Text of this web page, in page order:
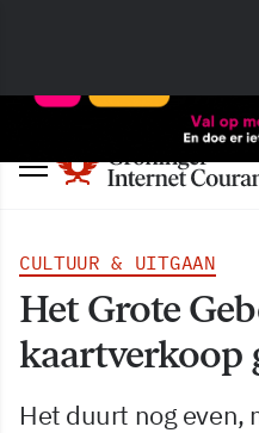
CULTUUR & UITGAAN
Het Grote
kaartverkoop
Het duurt nog even,